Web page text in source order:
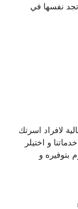
تجد نفسها في
لافراد اسرتك
و اختيلر
بتوفيره و